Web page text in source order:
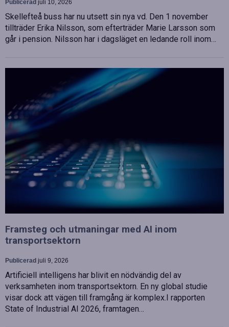
Publicerad juli 10, 2026
Skellefteå buss har nu utsett sin nya vd. Den 1 november
tillträder Erika Nilsson, som efterträder Marie Larsson som
går i pension. Nilsson har i dagsläget en ledande roll inom…
Framsteg och utmaningar med AI inom
transportsektorn
Publicerad juli 9, 2026
Artificiell intelligens har blivit en nödvändig del av
verksamheten inom transportsektorn. En ny global studie
visar dock att vägen till framgång är komplex.I rapporten
State of Industrial AI 2026, framtagen…